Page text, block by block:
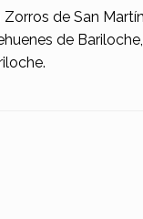
de San
de